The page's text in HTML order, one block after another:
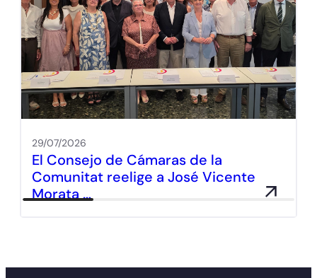
29/07/2026
El Consejo de Cámaras de la
Comunitat reelige a José Vicente
Morata …